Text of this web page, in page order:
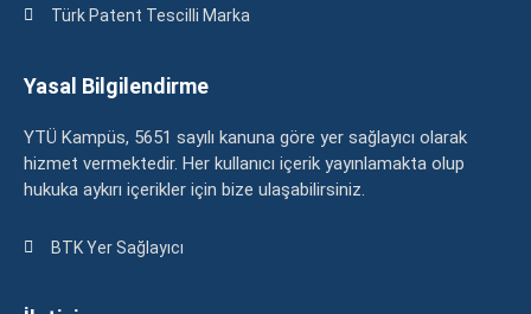
Türk Patent Tescilli Marka
Yasal Bilgilendirme
YTÜ Kampüs, 5651 sayılı kanuna göre yer sağlayıcı olarak
hizmet vermektedir. Her kullanıcı içerik yayınlamakta olup
hukuka aykırı içerikler için bize ulaşabilirsiniz.
BTK Yer Sağlayıcı